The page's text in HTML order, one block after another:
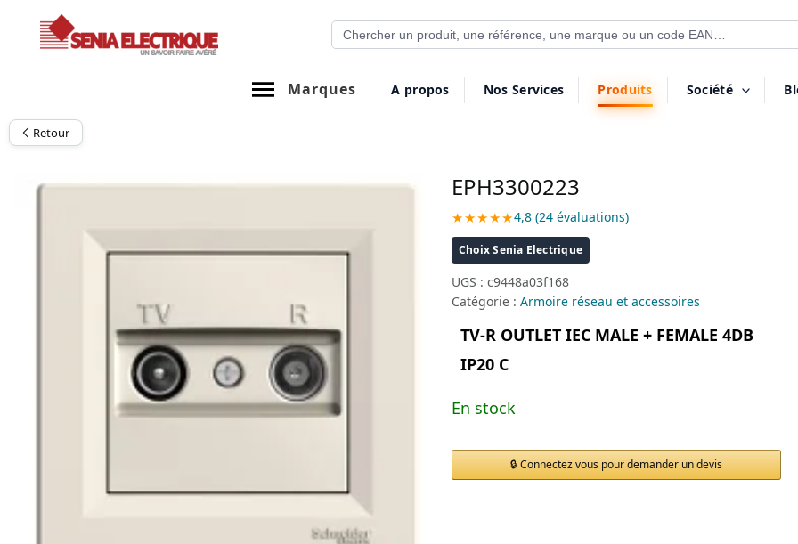
Recherche de produits
Marques
A propos Nos Services Produits Société
Retour
EPH3300223
★★★★★4,8 (24 évaluations)
Choix Senia Electrique
UGS : c9448a03f168
Catégorie : Armoire réseau et accessoires
TV-R OUTLET IEC MALE + FEMALE 4DB
IP20 C
En stock
Connectez vous pour demander un devis